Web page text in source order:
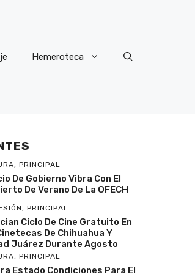
Hemeroteca
, PRINCIPAL
De Gobierno Vibra Con El
De Verano De La OFECH
, PRINCIPAL
Ciclo De Cine Gratuito En
De Chihuahua Y
Juárez Durante Agosto
, PRINCIPAL
Estado Condiciones Para El